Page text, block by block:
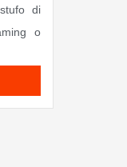
di
o